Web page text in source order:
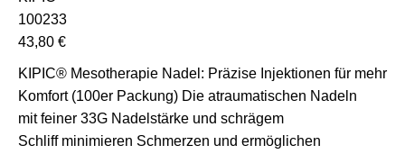
100233
43,80 €
KIPIC® Mesotherapie Nadel: Präzise Injektionen für mehr
Komfort (100er Packung) Die atraumatischen Nadeln
mit feiner 33G Nadelstärke und schrägem
Schliff minimieren Schmerzen und ermöglichen